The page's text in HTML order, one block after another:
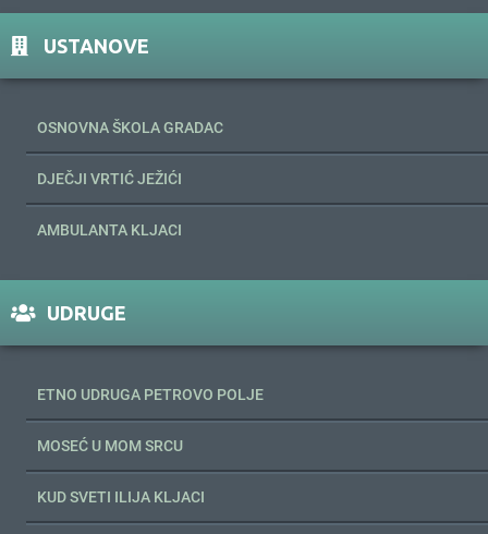
USTANOVE
OSNOVNA ŠKOLA GRADAC
DJEČJI VRTIĆ JEŽIĆI
AMBULANTA KLJACI
UDRUGE
ETNO UDRUGA PETROVO POLJE
MOSEĆ U MOM SRCU
KUD SVETI ILIJA KLJACI